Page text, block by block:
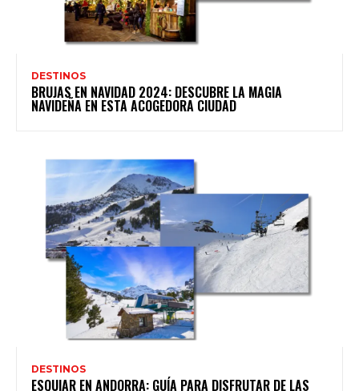
DESTINOS
BRUJAS EN NAVIDAD 2024: DESCUBRE LA MAGIA
NAVIDEÑA EN ESTA ACOGEDORA CIUDAD
DESTINOS
ESQUIAR EN ANDORRA: GUÍA PARA DISFRUTAR DE LAS